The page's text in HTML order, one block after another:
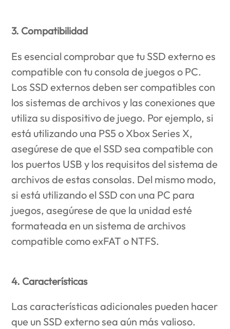
3. Compatibilidad
Es esencial comprobar que tu SSD externo es
compatible con tu consola de juegos o PC.
Los SSD externos deben ser compatibles con
los sistemas de archivos y las conexiones que
utiliza su dispositivo de juego. Por ejemplo, si
está utilizando una PS5 o Xbox Series X,
asegúrese de que el SSD sea compatible con
los puertos USB y los requisitos del sistema de
archivos de estas consolas. Del mismo modo,
si está utilizando el SSD con una PC para
juegos, asegúrese de que la unidad esté
formateada en un sistema de archivos
compatible como exFAT o NTFS.
4. Características
Las características adicionales pueden hacer
que un SSD externo sea aún más valioso.